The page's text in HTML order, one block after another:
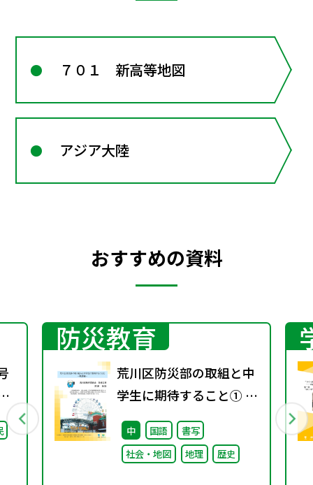
７０１ 新高等地図
アジア大陸
おすすめの資料
防災教育
荒川区防災部の取組と中
学生に期待すること① ～
概要編～
中 国語
書写
社会・地図
地理 歴史